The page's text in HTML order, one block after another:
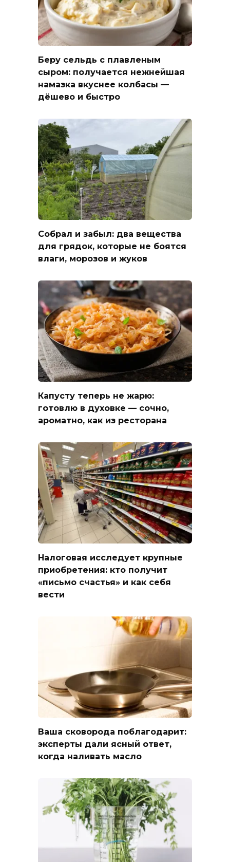
Беру сельдь с плавленым
сыром: получается нежнейшая
намазка вкуснее колбасы —
дёшево и быстро
Собрал и забыл: два вещества
для грядок, которые не боятся
влаги, морозов и жуков
Капусту теперь не жарю:
готовлю в духовке — сочно,
ароматно, как из ресторана
Налоговая исследует крупные
приобретения: кто получит
«письмо счастья» и как себя
вести
Ваша сковорода поблагодарит:
эксперты дали ясный ответ,
когда наливать масло